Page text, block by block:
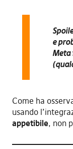
e
Meta
Come ha
usando
appetibile, non